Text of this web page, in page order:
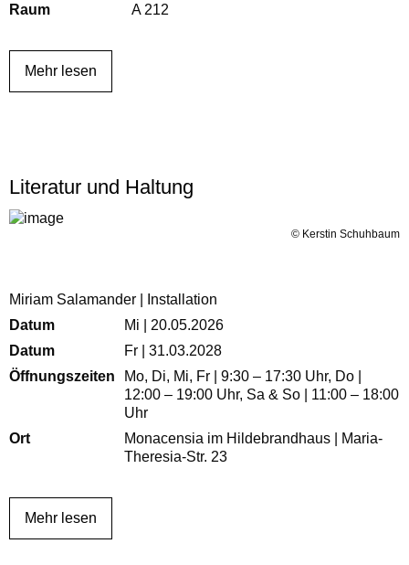
Raum
A 212
Mehr lesen
Literatur und Haltung
© Kerstin Schuhbaum
Miriam Salamander | Installation
Datum
Mi | 20.05.2026
Datum
Fr | 31.03.2028
Öffnungszeiten
Mo, Di, Mi, Fr | 9:30 – 17:30 Uhr, Do |
12:00 – 19:00 Uhr, Sa & So | 11:00 – 18:00
Uhr
Ort
Monacensia im Hildebrandhaus | Maria-
Theresia-Str. 23
Mehr lesen